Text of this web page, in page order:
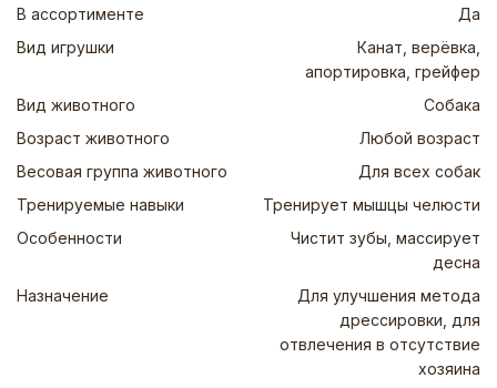
В ассортименте
Да
Вид игрушки
Канат, верёвка,
апортировка, грейфер
Вид животного
Собака
Возраст животного
Любой возраст
Весовая группа животного
Для всех собак
Тренируемые навыки
Тренирует мышцы челюсти
Особенности
Чистит зубы, массирует
десна
Назначение
Для улучшения метода
дрессировки, для
отвлечения в отсутствие
хозяина